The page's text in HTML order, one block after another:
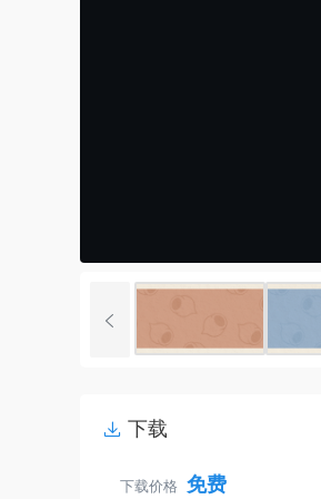
下载
下载价格 免费